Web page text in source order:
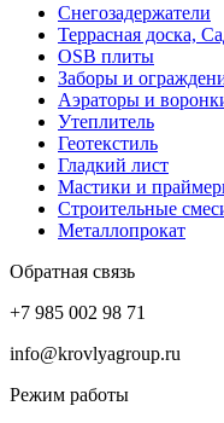
Снегозадержатели
Террасная доска,
OSB плиты
Заборы и
Аэраторы и
Утеплитель
Геотекстиль
Гладкий лист
Мастики и
Строительные
Металлопрокат
Обратная связь
+7 985 002 98 71
info@krovlyagroup.ru
Режим работы